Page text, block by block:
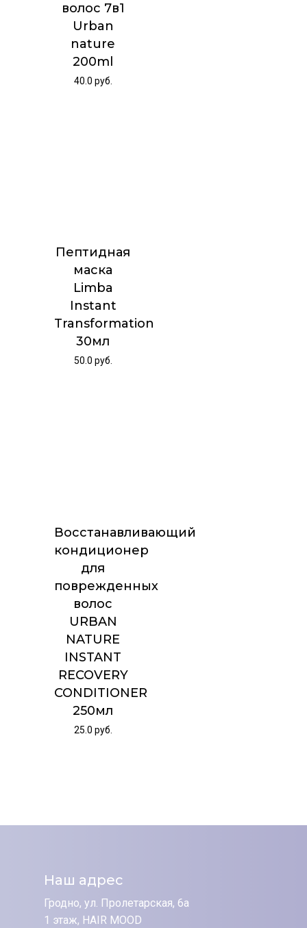
волос 7в1
Urban
nature
200ml
40.0 руб.
Пептидная
маска
Limba
Instant
Transformation
30мл
50.0 руб.
Восстанавливающий
кондиционер
для
поврежденных
волос
URBAN
NATURE
INSTANT
RECOVERY
CONDITIONER
250мл
25.0 руб.
Наш адрес
Гродно, ул. Пролетарская, 6а
1 этаж, HAIR MOOD